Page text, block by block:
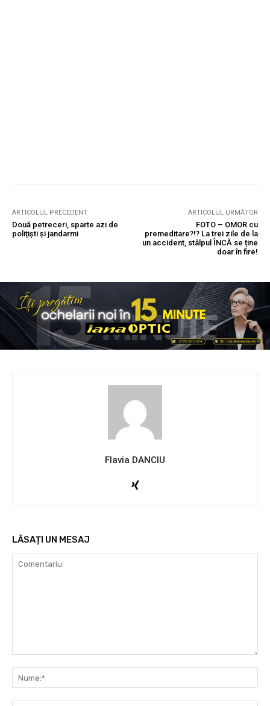
ARTICOLUL PRECEDENT
Două petreceri, sparte azi de
polițiști și jandarmi
ARTICOLUL URMĂTOR
FOTO – OMOR cu
premeditare?!? La trei zile de la
un accident, stâlpul ÎNCĂ se ține
doar în fire!
Flavia DANCIU
LĂSAȚI UN MESAJ